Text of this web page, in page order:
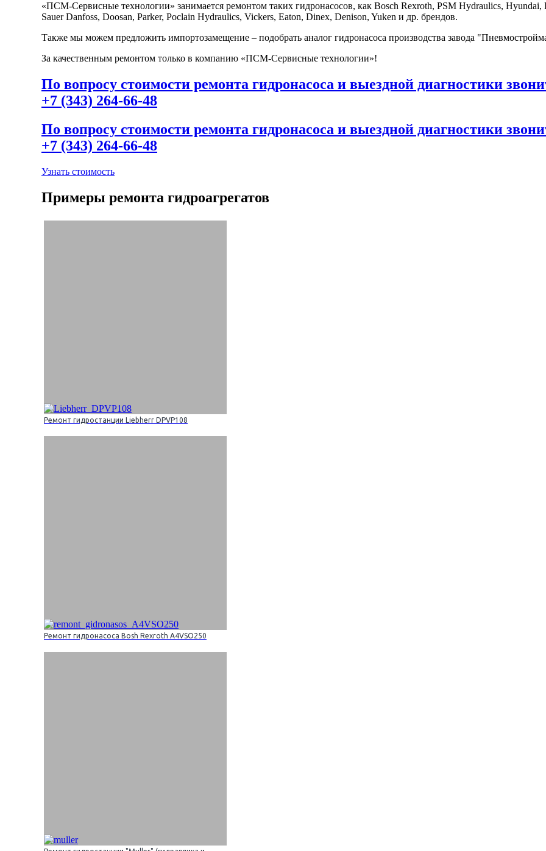
«ПСМ-Сервисные технологии» занимается ремонтом таких гидронасосов, как Bosch Rexroth, PSM Hydraulics,
Sauer Danfoss, Doosan, Parker, Poclain Hydraulics, Vickers, Eaton, Dinex, Denison, Yuken и др. брендов.
Также мы можем предложить импортозамещение – подобрать аналог гидронасоса производства завода
За качественным ремонтом только в компанию «ПСМ-Сервисные технологии»!
По вопросу стоимости ремонта гидронасоса и выездной диагностики
+7 (343) 264-66-48
По вопросу стоимости ремонта гидронасоса и выездной диагностики
+7 (343) 264-66-48
Узнать стоимость
Примеры ремонта гидроагрегатов
Ремонт гидростанции Liebherr DPVP108
Ремонт гидронасоса Bosh Rexroth A4VSO250